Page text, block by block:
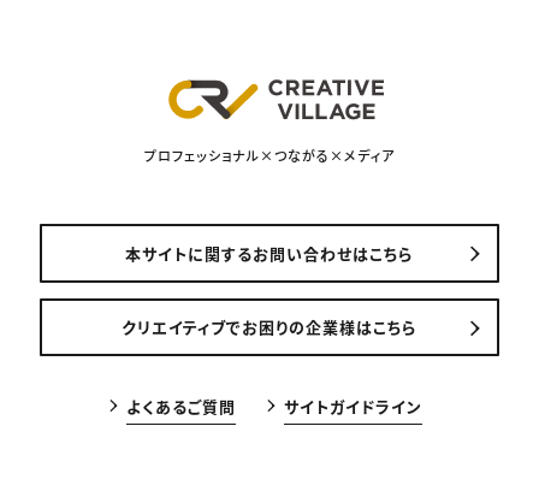
プロフェッショナル×つながる×メディア
本サイトに関するお問い合わせはこちら
クリエイティブでお困りの企業様はこちら
よくあるご質問 サイトガイドライン